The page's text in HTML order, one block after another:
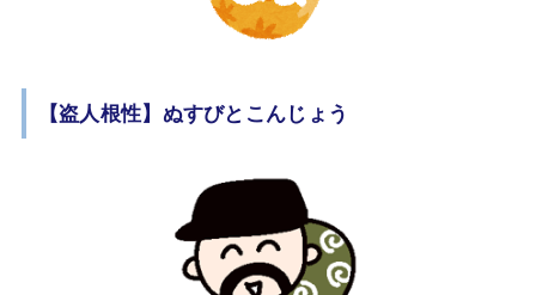
【盗人根性】ぬすびとこんじょう